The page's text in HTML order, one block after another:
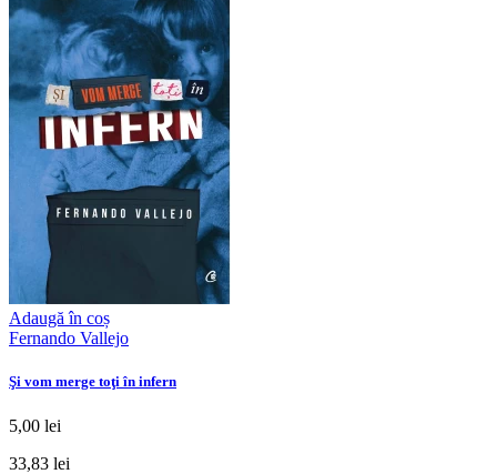
Adaugă în coș
Fernando Vallejo
Şi vom merge toţi în infern
5,00 lei
33,83 lei